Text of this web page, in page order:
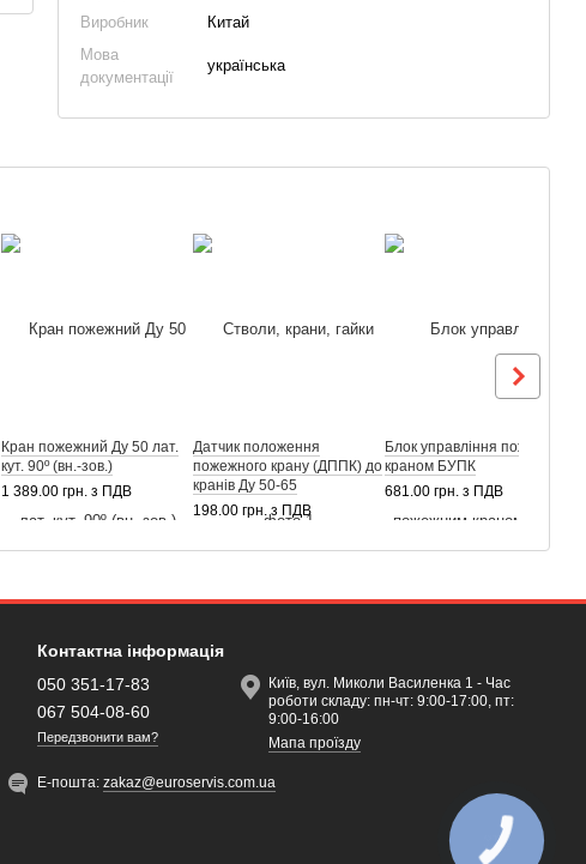
Виробник
Китай
Мова
документації
українська
Кран пожежний Ду 50 лат.
кут. 90º (вн.-зов.)
1 389.00 грн. з ПДВ
Датчик положення
пожежного крану (ДППК) до
кранів Ду 50-65
198.00 грн. з ПДВ
Блок управління пожежним
краном БУПК
681.00 грн. з ПДВ
Контактна інформація
050 351-17-83
067 504-08-60
Передзвонити вам?
Київ, вул. Миколи Василенка 1 - Час
роботи складу: пн-чт: 9:00-17:00, пт:
9:00-16:00
Мапа проїзду
Е-пошта:zakaz@euroservis.com.ua